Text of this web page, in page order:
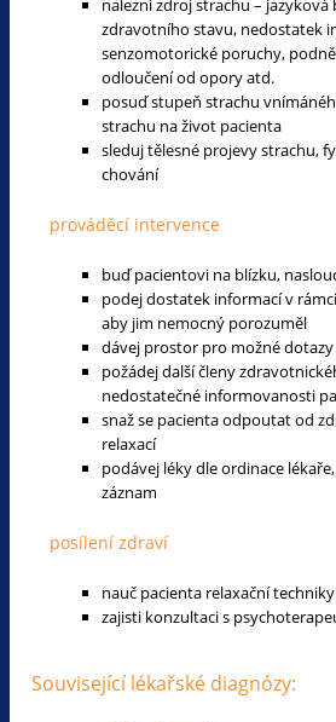
nalezni zdroj strachu – jazyková
zdravotního stavu, nedostatek
senzomotorické poruchy,
odloučení od opory atd.
posuď stupeň strachu
strachu na život pacienta
sleduj tělesné projevy strachu,
chování
prováděcí intervence
buď pacientovi na blízku,
podej dostatek informací v
aby jim nemocný porozuměl
dávej prostor pro možné
požádej další členy
nedostatečné informovanosti
snaž se pacienta odpoutat od
relaxací
podávej léky dle ordinace
záznam
posílení zdraví
nauč pacienta relaxační techniky
zajisti konzultaci s
Související lékařské diagnózy: